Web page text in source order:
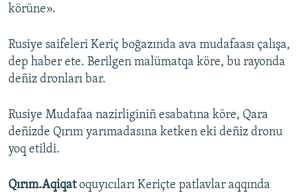
körüne».
Rusiye saifeleri Keriç boğazında ava mudafaası çalışa,
dep haber ete. Berilgen malümatqa köre, bu rayonda
deñiz dronları bar.
Rusiye Mudafaa nazirliginiñ esabatına köre, Qara
deñizde Qırım yarımadasına ketken eki deñiz dronu
yoq etildi.
Qırım.Aqiqatoquyıcıları Keriçte patlavlar aqqında